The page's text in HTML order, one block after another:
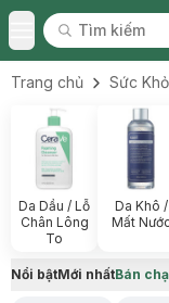
Toggle Menu
Tìm kiếm
Tìm kiếm
Trang chủ Sức
Da Dầu / Lỗ
Chân Lông
To
Da Khô /
Mất
Nổi bậtMới nhấtBán